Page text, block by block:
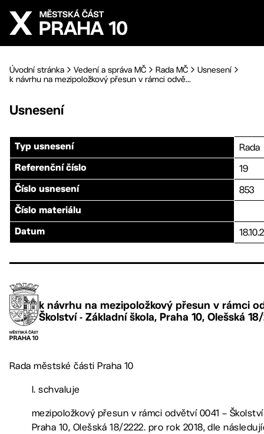
Přejít na hlavní obsah
Úvodní stránka Vedení a správa MČ Rada MČ
Usnesení
k návrhu na mezipoložkový přesun v rámci odvě...
Usnesení
Typ usnesení Rada
Referenční číslo 19
Číslo usnesení 853
Číslo materiálu
Datum
k návrhu na mezipoložkový přesun v rámci
Školství - Základní škola, Praha 10, Olešská
Rada městské části Praha 10
I. schvaluje
mezipoložkový přesun v rámci odvětví 0041 –
Praha 10, Olešská 18/2222. pro rok 2018, dle